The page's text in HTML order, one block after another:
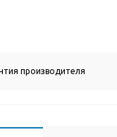
производителя